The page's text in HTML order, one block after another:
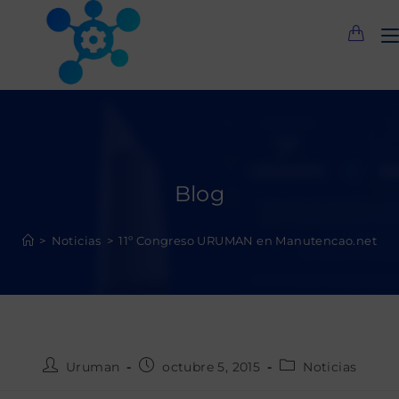
Blog
> Noticias > 11º Congreso URUMAN en Manutencao.net
AutorUruman
Publicación
octubre 5, 2015
Categoría
Noticias